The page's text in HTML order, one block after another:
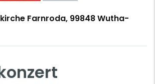
Farnroda, 99848 Wutha-